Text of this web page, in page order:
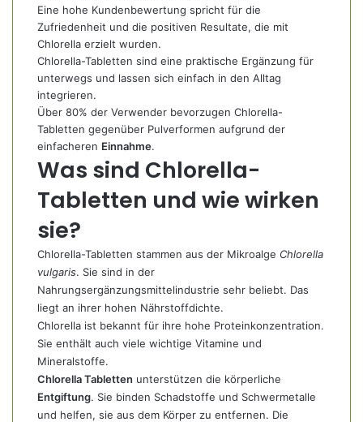
Eine hohe Kundenbewertung spricht für die
Zufriedenheit und die positiven Resultate, die mit
Chlorella erzielt wurden.
Chlorella-Tabletten sind eine praktische Ergänzung für
unterwegs und lassen sich einfach in den Alltag
integrieren.
Über 80% der Verwender bevorzugen Chlorella-
Tabletten gegenüber Pulverformen aufgrund der
einfacheren Einnahme.
Was sind Chlorella-
Tabletten und wie wirken
sie?
Chlorella-Tabletten stammen aus der Mikroalge Chlorella
vulgaris. Sie sind in der
Nahrungsergänzungsmittelindustrie sehr beliebt. Das
liegt an ihrer hohen Nährstoffdichte.
Chlorella ist bekannt für ihre hohe Proteinkonzentration.
Sie enthält auch viele wichtige Vitamine und
Mineralstoffe.
Chlorella Tabletten unterstützen die körperliche
Entgiftung. Sie binden Schadstoffe und Schwermetalle
und helfen, sie aus dem Körper zu entfernen. Die